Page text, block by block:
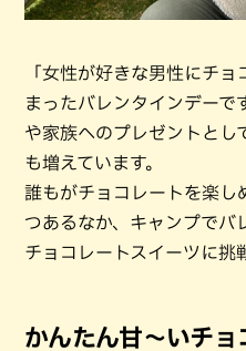
「女性が好きな男性にチ
まったバレンタインデーで
や家族へのプレゼントとし
も増えています。
誰もがチョコレートを楽し
つあるなか、キャンプでバ
チョコレートスイーツに挑
かんたん甘～いチョ